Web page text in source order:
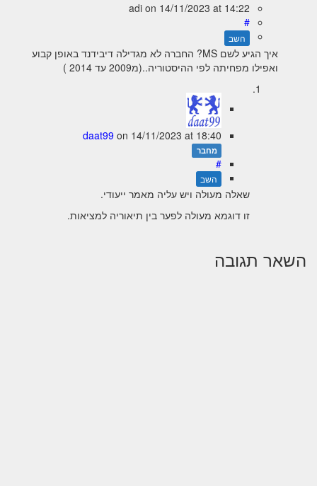
adi on14/11/2023at 14:22
#
השב
איך הגיע לשם MS? החברה לא מגדילה דיבידנד באופן קבוע
ואפילו מפחיתה לפי ההיסטוריה..(מ2009 עד 2014 )
daat99 on14/11/2023at 18:40
מחבר
#
השב
שאלה מעולה ויש עליה מאמר ייעודי.
זו דוגמא מעולה לפער בין תיאוריה למציאות.
השאר תגובה